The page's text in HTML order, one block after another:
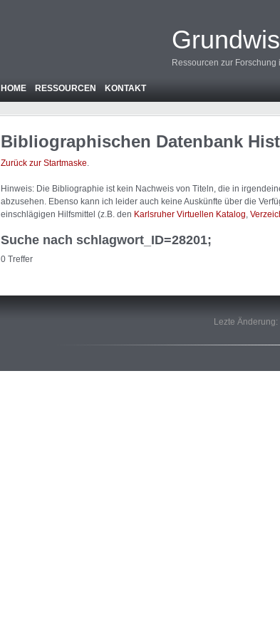
Ressourcen zur
HOME RESSOURCEN KONTAKT
Bibliographischen Datenbank
Zurück zur Startmaske.
Hinweis: Die Bibliographie ist kein Nachweis von Titeln, die in
abzusehen. Ebenso kann ich leider auch keine Auskünfte über die
einschlägigen Hilfsmittel (z.B. den Karlsruher Virtuellen Katalog
Suche nach schlagwort_ID=28201;
0 Treffer
Lezte